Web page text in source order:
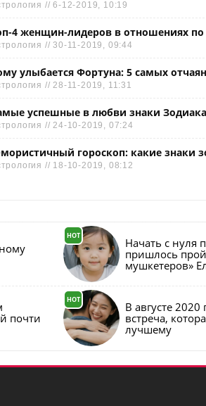
// 6-12-2019, 10:19
4 женщин-лидеров в отношениях по
// 30-11-2019, 09:44
улыбается Фортуна: 5 самых
// 28-11-2019, 11:31
успешные в любви знаки Зодиака
// 24-10-2019, 07:24
гороскоп: какие знаки
// 18-10-2019, 08:12
HOT
Начать с нуля
пришлось
мушкетеров»
почти
HOT
В августе 2020
встреча,
лучшему